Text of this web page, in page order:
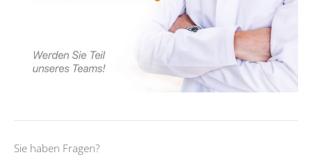
Sie haben Fragen?